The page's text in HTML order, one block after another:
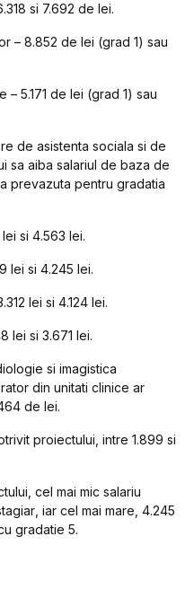
si 7.692 de lei.
– 8.852 de lei (grad 1) sau
– 5.171 de lei (grad 1) sau
de asistenta sociala si de
sa aiba salariul de baza de
prevazuta pentru gradatia
si 4.563 lei.
lei si 4.245 lei.
lei si 4.124 lei.
lei si 3.671 lei.
si imagistica
din unitati clinice ar
de lei.
proiectului, intre 1.899 si
cel mai mic salariu
, iar cel mai mare, 4.245
gradatie 5.